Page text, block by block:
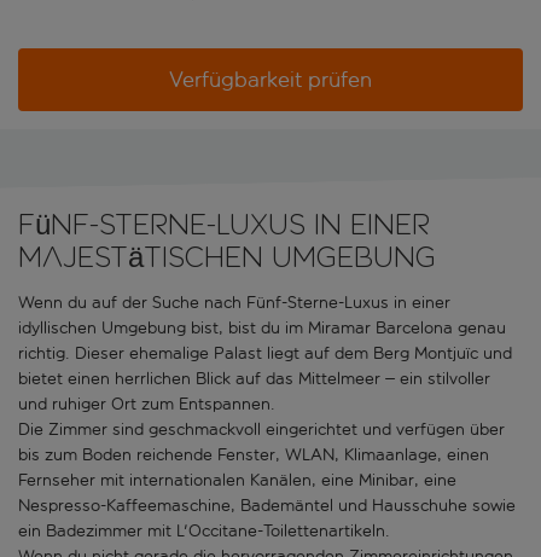
Verfügbarkeit prüfen
Fünf-Sterne-Luxus in einer
majestätischen Umgebung
Wenn du auf der Suche nach Fünf-Sterne-Luxus in einer
idyllischen Umgebung bist, bist du im Miramar Barcelona genau
richtig. Dieser ehemalige Palast liegt auf dem Berg Montjuïc und
bietet einen herrlichen Blick auf das Mittelmeer – ein stilvoller
und ruhiger Ort zum Entspannen.
Die Zimmer sind geschmackvoll eingerichtet und verfügen über
bis zum Boden reichende Fenster, WLAN, Klimaanlage, einen
Fernseher mit internationalen Kanälen, eine Minibar, eine
Nespresso-Kaffeemaschine, Bademäntel und Hausschuhe sowie
ein Badezimmer mit L'Occitane-Toilettenartikeln.